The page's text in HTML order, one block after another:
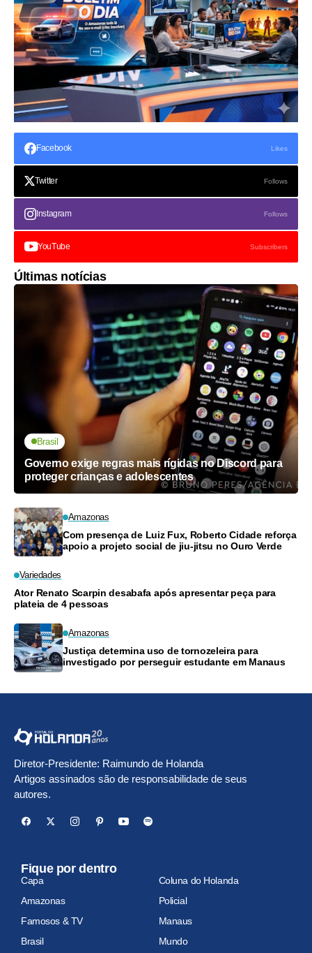
Facebook Likes
Twitter Follows
Instagram Follows
YouTube Subscribers
Últimas notícias
Brasil
Governo exige regras mais rígidas no Discord para
proteger crianças e adolescentes
Amazonas
Com presença de Luiz Fux, Roberto Cidade reforça
apoio a projeto social de jiu-jitsu no Ouro Verde
Variedades
Ator Renato Scarpin desabafa após apresentar peça para
plateia de 4 pessoas
Amazonas
Justiça determina uso de tornozeleira para
investigado por perseguir estudante em Manaus
Diretor-Presidente: Raimundo de Holanda
Artigos assinados são de responsabilidade de seus
autores.
Fique por dentro
Capa
Coluna do Holanda
Amazonas
Policial
Famosos & TV
Manaus
Brasil
Mundo